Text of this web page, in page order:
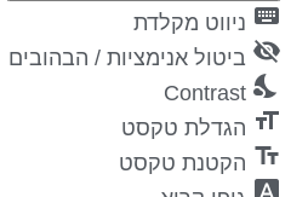
ניווט מקלדת
ביטול אנימציות / הבהובים
Contrast
הגדלת טקסט
הקטנת טקסט